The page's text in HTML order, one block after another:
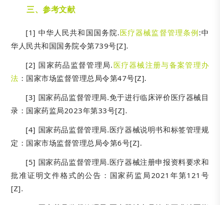
三、参考文献
[1] 中华人民共和国国务院.医疗器械监督管理条例:中
华人民共和国国务院令第739号[Z].
[2] 国家药品监督管理局. 医疗器械注册与备案管理办
法 ：国家市场监督管理总局令第47号[Z].
[3] 国家药品监督管理局.免于进行临床评价医疗器械目
录：国家药监局2023年第33号[Z].
[4] 国家药品监督管理局.医疗器械说明书和标签管理规
定：国家市场监督管理总局令第6号[Z].
[5] 国家药品监督管理局.医疗器械注册申报资料要求和
批准证明文件格式的公告：国家药监局2021年第121号
[Z].